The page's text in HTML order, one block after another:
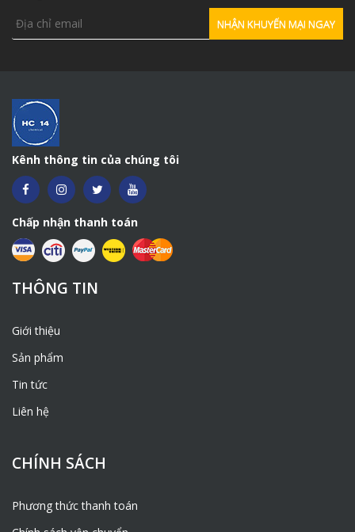
Kênh thông tin của chúng tôi
Chấp nhận thanh toán
THÔNG TIN
Giới thiệu
Sản phẩm
Tin tức
Liên hệ
CHÍNH SÁCH
Phương thức thanh toán